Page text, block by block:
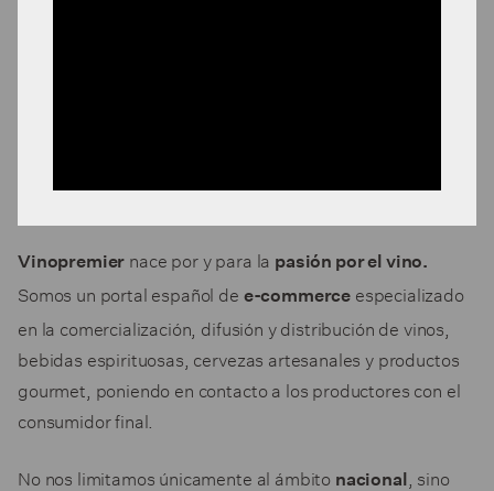
Vinopremier nace por y para la pasión por el vino.
Somos un portal español de e-commerce especializado
en la comercialización, difusión y distribución de vinos,
bebidas espirituosas, cervezas artesanales y productos
gourmet, poniendo en contacto a los productores con el
consumidor final.
No nos limitamos únicamente al ámbito nacional , sino